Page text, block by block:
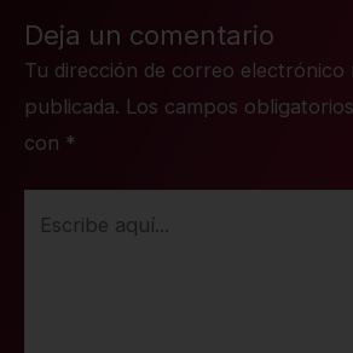
Deja un comentario
Tu dirección de correo electrónico
publicada. Los campos
con *